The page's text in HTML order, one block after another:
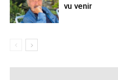
vu venir